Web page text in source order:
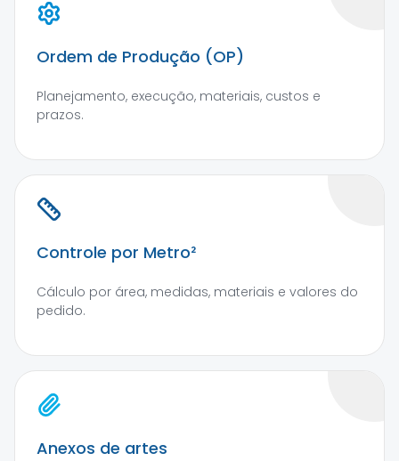
Ordem de Produção (OP)
Planejamento, execução, materiais, custos e
prazos.
Controle por Metro²
Cálculo por área, medidas, materiais e valores do
pedido.
Anexos de artes